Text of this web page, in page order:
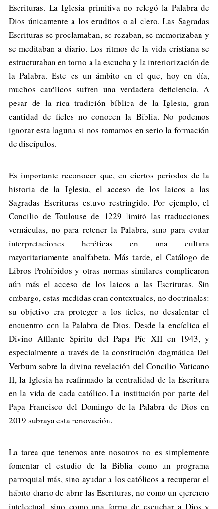
Escrituras. La Iglesia primitiva no relegó la Palabra de
Dios únicamente a los eruditos o al clero. Las Sagradas
Escrituras se proclamaban, se rezaban, se memorizaban y
se meditaban a diario. Los ritmos de la vida cristiana se
estructuraban en torno a la escucha y la interiorización de
la Palabra. Este es un ámbito en el que, hoy en día,
muchos católicos sufren una verdadera deficiencia. A
pesar de la rica tradición bíblica de la Iglesia, gran
cantidad de fieles no conocen la Biblia. No podemos
ignorar esta laguna si nos tomamos en serio la formación
de discípulos.
Es importante reconocer que, en ciertos periodos de la
historia de la Iglesia, el acceso de los laicos a las
Sagradas Escrituras estuvo restringido. Por ejemplo, el
Concilio de Toulouse de 1229 limitó las traducciones
vernáculas, no para retener la Palabra, sino para evitar
interpretaciones heréticas en una cultura
mayoritariamente analfabeta. Más tarde, el Catálogo de
Libros Prohibidos y otras normas similares complicaron
aún más el acceso de los laicos a las Escrituras. Sin
embargo, estas medidas eran contextuales, no doctrinales:
su objetivo era proteger a los fieles, no desalentar el
encuentro con la Palabra de Dios. Desde la encíclica el
Divino Afflante Spiritu del Papa Pío XII en 1943, y
especialmente a través de la constitución dogmática Dei
Verbum sobre la divina revelación del Concilio Vaticano
II, la Iglesia ha reafirmado la centralidad de la Escritura
en la vida de cada católico. La institución por parte del
Papa Francisco del Domingo de la Palabra de Dios en
2019 subraya esta renovación.
La tarea que tenemos ante nosotros no es simplemente
fomentar el estudio de la Biblia como un programa
parroquial más, sino ayudar a los católicos a recuperar el
hábito diario de abrir las Escrituras, no como un ejercicio
intelectual, sino como una forma de escuchar a Dios y